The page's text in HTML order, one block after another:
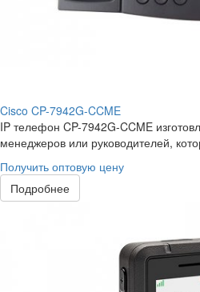
Cisco CP-7942G-CCME
IP телефон CP-7942G-CCME
менеджеров или руководителей,
Получить оптовую цену
Подробнее